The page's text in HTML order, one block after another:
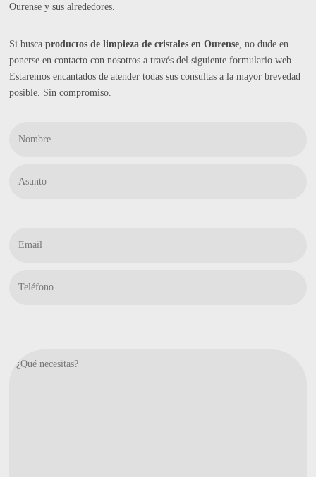
Ourense y sus alrededores.
Si buscaproductos de limpieza de cristales en Ourense , no dude en
ponerse en contacto con nosotros a través del siguiente formulario web.
Estaremos encantados de atender todas sus consultas a la mayor brevedad
posible. Sin compromiso.